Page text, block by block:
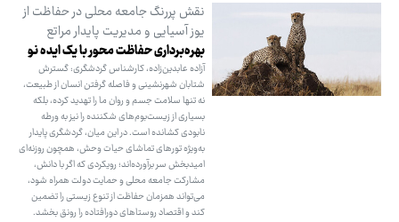
نقش پررنگ جامعه محلی در حفاظت از
یوز آسیایی و مدیریت پایدار مراتع
بهره‌برداری حفاظت محور با یک ایده نو
آزاده عابدین‌زاده، کارشناس گردشگری: گسترش
شتابان شهرنشینی و فاصله ‌گرفتن انسان از طبیعت،
نه تنها سلامت جسم و روان ما را تهدید کرده، بلکه
بسیاری از زیست‌بوم‌های شکننده را نیز به ورطه
نابودی کشانده است. در این میان، گردشگری پایدار
به‌ویژه تورهای تماشای حیات وحش، همچون روزنه‌ای
امیدبخش سر برآورده‌اند؛ رویکردی که اگر با دانش،
مشارکت جامعه محلی و حمایت دولت همراه شود،
می‌تواند همزمان حفاظت از تنوع زیستی را تضمین
کند و اقتصاد روستاهای دورافتاده را رونق بخشد.